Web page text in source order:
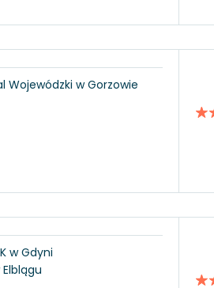
Wojewódzki w Gorzowie
w Gdyni